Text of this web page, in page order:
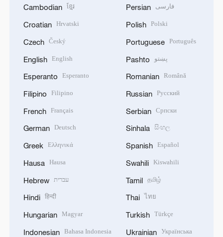
Cambodian ខ្មែរ
Croatian Hrvatski
Czech Český
English English
Esperanto Esperanto
Filipino Filipino
French Français
German Deutsch
Greek Ελληνικά
Hausa Hausa
Hebrew עברית
Hindi हिन्दी
Hungarian Magyar
Indonesian Bahasa Indonesia
Persian فارسی
Polish Polski
Portuguese Português
Pashto پښتو
Romanian Română
Russian Русский
Serbian Српски
Sinhala සිංහල
Spanish Español
Swahili Kiswahili
Tamil தமிழ்
Thai ไทย
Turkish Türkçe
Ukrainian Українська